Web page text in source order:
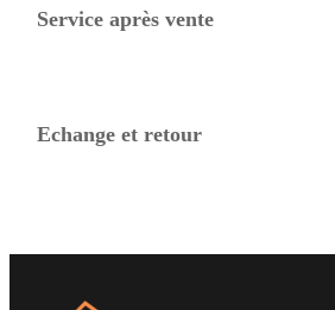
Service après vente
Echange et retour